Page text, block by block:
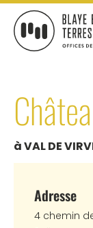
à VAL DE
Adresse
4 chemin